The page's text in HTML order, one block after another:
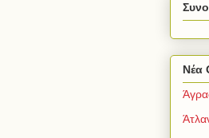
Νέα